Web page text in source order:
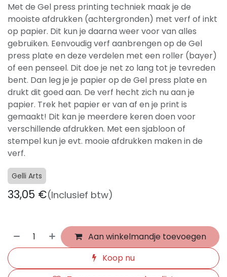
Met de Gel press printing techniek maak je de
mooiste afdrukken (achtergronden) met verf of inkt
op papier. Dit kun je daarna weer voor van alles
gebruiken. Eenvoudig verf aanbrengen op de Gel
press plate en deze verdelen met een roller (bayer)
of een penseel. Dit doe je net zo lang tot je tevreden
bent. Dan leg je je papier op de Gel press plate en
drukt dit goed aan. De verf hecht zich nu aan je
papier. Trek het papier er van af en je print is
gemaakt! Dit kan je meerdere keren doen voor
verschillende afdrukken. Met een sjabloon of
stempel kun je evt. mooie afdrukken maken in de
verf.
Gelli Arts
33,05 €(Inclusief btw)
Aan winkelmandje toevoegen
Koop nu